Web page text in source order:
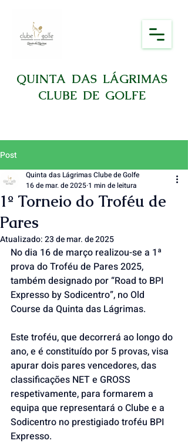
QUINTA DAS LÁGRIMAS
CLUBE DE GOLFE
Post
1º Torneio do Troféu de
Pares
Quinta das Lágrimas Clube de Golfe
16 de mar. de 2025 1 min de leitura
Atualizado:23 de mar. de 2025
No dia 16 de março realizou-se a 1ª
prova do Troféu de Pares 2025,
também designado por “Road to BPI
Expresso by Sodicentro”, no Old
Course da Quinta das Lágrimas.
Este troféu, que decorrerá ao longo do
ano, e é constituído por 5 provas, visa
apurar dois pares vencedores, das
classificações NET e GROSS
respetivamente, para formarem a
equipa que representará o Clube e a
Sodicentro no prestigiado troféu BPI
Expresso.